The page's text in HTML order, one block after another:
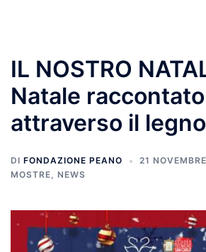
IL NOSTRO
Natale raccontato
attraverso il legno
DI FONDAZIONE PEANO
21
MOSTRE, NEWS